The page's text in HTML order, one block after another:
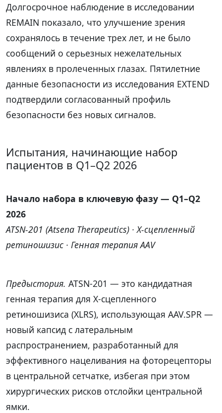
Долгосрочное наблюдение в исследовании
REMAIN показало, что улучшение зрения
сохранялось в течение трех лет, и не было
сообщений о серьезных нежелательных
явлениях в пролеченных глазах. Пятилетние
данные безопасности из исследования EXTEND
подтвердили согласованный профиль
безопасности без новых сигналов.
Испытания, начинающие набор
пациентов в Q1–Q2 2026
Начало набора в ключевую фазу — Q1–Q2
2026
ATSN-201 (Atsena Therapeutics) · X-сцепленный
ретиношизис · Генная терапия AAV
Предыстория. ATSN-201 — это кандидатная
генная терапия для X-сцепленного
ретиношизиса (XLRS), использующая AAV.SPR —
новый капсид с латеральным
распространением, разработанный для
эффективного нацеливания на фоторецепторы
в центральной сетчатке, избегая при этом
хирургических рисков отслойки центральной
ямки.